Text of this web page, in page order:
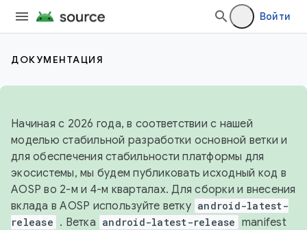
Войти
ДОКУМЕНТАЦИЯ
Начиная с 2026 года, в соответствии с нашей
моделью стабильной разработки основной ветки и
для обеспечения стабильности платформы для
экосистемы, мы будем публиковать исходный код в
AOSP во 2-м и 4-м кварталах. Для сборки и внесения
вклада в AOSP используйте ветку android-latest-
release . Ветка android-latest-release manifest